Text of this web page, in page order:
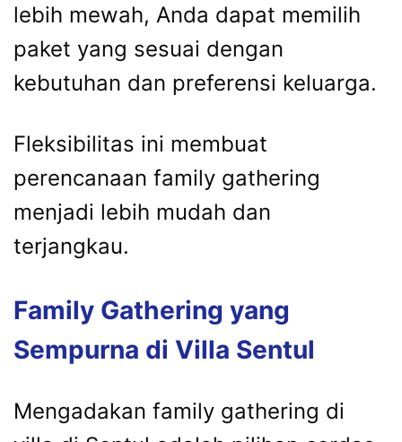
lebih mewah, Anda dapat memilih
paket yang sesuai dengan
kebutuhan dan preferensi keluarga.
Fleksibilitas ini membuat
perencanaan family gathering
menjadi lebih mudah dan
terjangkau.
Family Gathering yang
Sempurna di Villa Sentul
Mengadakan family gathering di